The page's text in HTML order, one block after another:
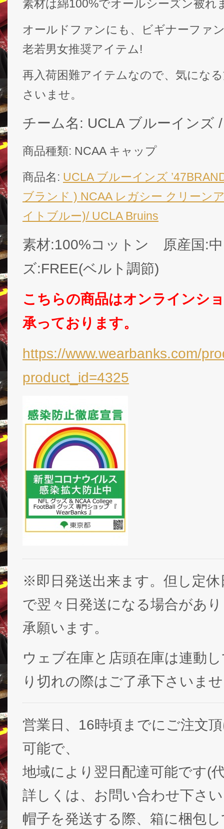
素材は綿100%でオールシーズン被れ
オールドファンにも、ビギナーファ
老若男女推奨アイテム!
再入荷困難アイテムなので、気にな
さいませ。
チーム名: UCLA ブルーインズ
商品種類: NCAA キャップ
商品名: UCLA ブルーインズ
ブランド ) NCAA レガシー クリーン
イトブルー)/ UCLA Bruins
素材:100%コットン 原産国:
ズ:FREE(ベルト調節)
こちらの商品はオンラインシ
承っております。
https://www.wearbanks.com/
product_id=4325
※即日発送出来ます。但し定休
で翌々日発送になる場合があ
承願います。
ウェブ在庫と店頭在庫は連動
り切れの際はご了承下さいま
営業日、16時頃までにご注文
可能で、
地域により翌日配達可能です(
詳しくは、お問い合わせ下さ
帽子を発送する際、箱に梱包